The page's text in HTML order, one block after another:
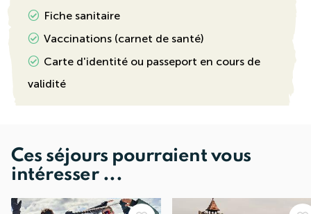
Fiche sanitaire
Vaccinations (carnet de santé)
Carte d'identité ou passeport en cours de
validité
Ces séjours pourraient vous
intéresser ...